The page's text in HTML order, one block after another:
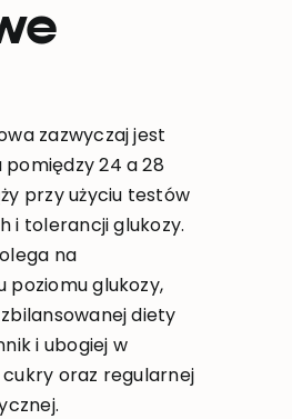
zazwyczaj jest
24 a 28
przy użyciu testów
i tolerancji glukozy.
na
poziomu glukozy,
diety
i ubogiej w
oraz regularnej